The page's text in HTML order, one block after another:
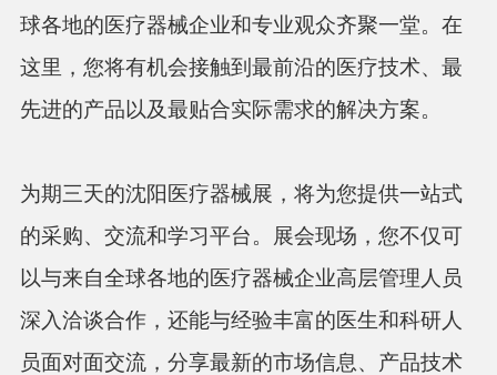
球各地的医疗器械企业和专业观众齐聚一堂。在
这里，您将有机会接触到最前沿的医疗技术、最
先进的产品以及最贴合实际需求的解决方案。
为期三天的沈阳医疗器械展，将为您提供一站式
的采购、交流和学习平台。展会现场，您不仅可
以与来自全球各地的医疗器械企业高层管理人员
深入洽谈合作，还能与经验丰富的医生和科研人
员面对面交流，分享最新的市场信息、产品技术